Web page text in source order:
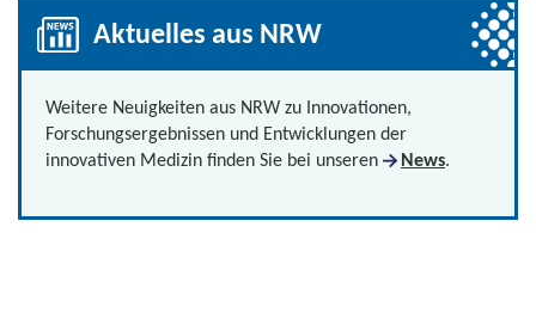
Aktuelles aus NRW
Weitere Neuigkeiten aus NRW zu Innovationen,
Forschungsergebnissen und Entwicklungen der
innovativen Medizin finden Sie bei unseren
News.